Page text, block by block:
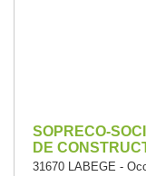
SOPRECO-
DE
31670 LABEGE -